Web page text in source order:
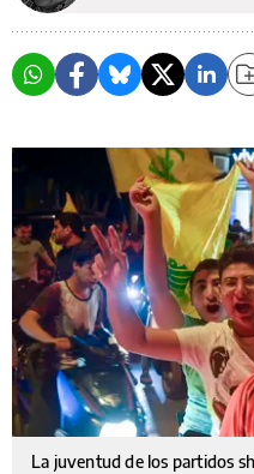
La juventud de los partidos